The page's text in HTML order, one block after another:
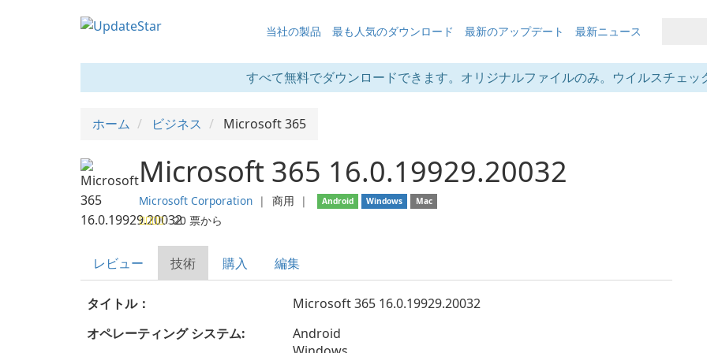
当社の製品 最も人気のダウンロード 最新のアップデート 最新ニュース
すべて無料でダウンロードできます。オリジナルファイルのみ。ウイルスチェッ
ホーム ビジネス Microsoft 365
Microsoft 365 16.0.19929.20032
Microsoft Corporation ❘ 商用 ❘ Android Windows Mac
20 票から
レビュー 技術 購入 編集
タイトル：
Microsoft 365 16.0.19929.20032
オペレーティング システム:
Android